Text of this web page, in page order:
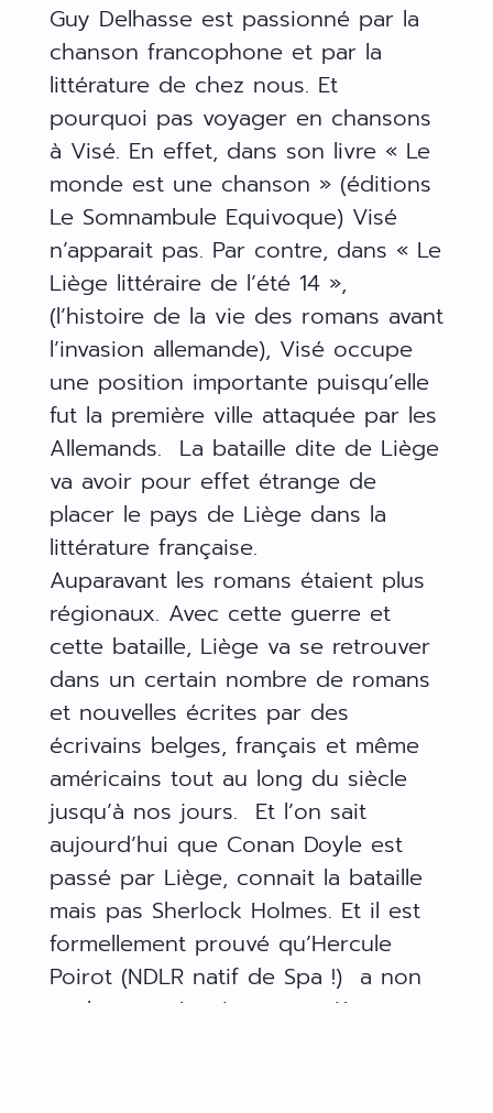
Guy Delhasse est passionné par la
chanson francophone et par la
littérature de chez nous. Et
pourquoi pas voyager en chansons
à Visé. En effet, dans son livre « Le
monde est une chanson » (éditions
Le Somnambule Equivoque) Visé
n’apparait pas. Par contre, dans « Le
Liège littéraire de l’été 14 »,
(l’histoire de la vie des romans avant
l’invasion allemande), Visé occupe
une position importante puisqu’elle
fut la première ville attaquée par les
Allemands. La bataille dite de Liège
va avoir pour effet étrange de
placer le pays de Liège dans la
littérature française.
Auparavant les romans étaient plus
régionaux. Avec cette guerre et
cette bataille, Liège va se retrouver
dans un certain nombre de romans
et nouvelles écrites par des
écrivains belges, français et même
américains tout au long du siècle
jusqu’à nos jours. Et l’on sait
aujourd’hui que Conan Doyle est
passé par Liège, connait la bataille
mais pas Sherlock Holmes. Et il est
formellement prouvé qu’Hercule
Poirot (NDLR natif de Spa !) a non
seulement réussi ses premières